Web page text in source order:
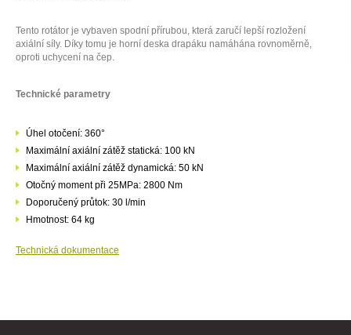
Tento rotátor je vybaven spodní přírubou, která zaručí lepší rozložení
axiální síly. Díky tomu je horní deska drapáku namáhána rovnoměrně,
oproti uchycení na čep.
Technické parametry
Úhel otočení: 360°
Maximální axiální zátěž statická: 100 kN
Maximální axiální zátěž dynamická: 50 kN
Otočný moment při 25MPa: 2800 Nm
Doporučený průtok: 30 l/min
Hmotnost: 64 kg
Technická dokumentace